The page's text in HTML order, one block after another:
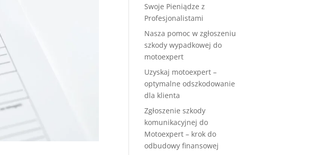
Swoje Pieniądze z
Profesjonalistami
Nasza pomoc w zgłoszeniu
szkody wypadkowej do
motoexpert
Uzyskaj motoexpert –
optymalne odszkodowanie
dla klienta
Zgłoszenie szkody
komunikacyjnej do
Motoexpert – krok do
odbudowy finansowej